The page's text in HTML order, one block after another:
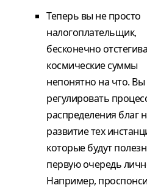
Теперь вы не просто
налогоплательщик,
бесконечно
космические суммы
непонятно на что.
регулировать
распределения благ
развитие тех
которые будут
первую очередь
Например,